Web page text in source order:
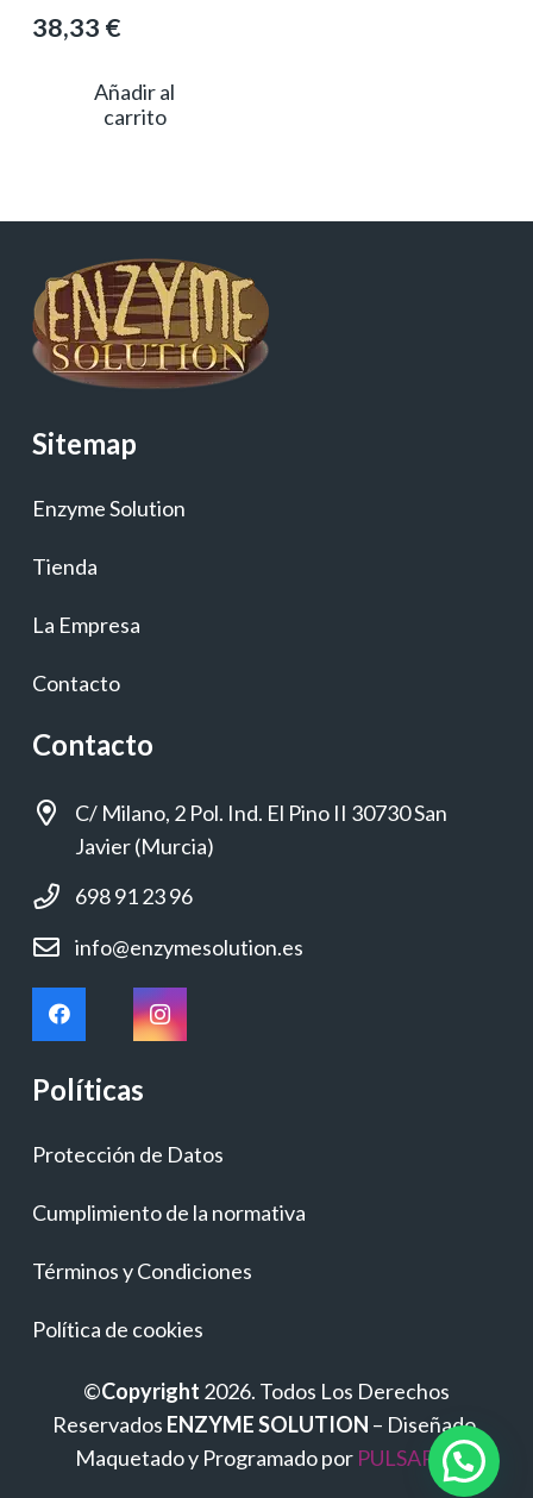
38,33 €
Añadir al
carrito
Sitemap
Enzyme Solution
Tienda
La Empresa
Contacto
Contacto
C/ Milano, 2 Pol. Ind. El Pino II 30730 San
Javier (Murcia)
698 91 23 96
info@enzymesolution.es
Políticas
Protección de Datos
Cumplimiento de la normativa
Términos y Condiciones
Política de cookies
©Copyright 2026. Todos Los Derechos
Reservados ENZYME SOLUTION – Diseñado,
Maquetado y Programado por PULSAP.es